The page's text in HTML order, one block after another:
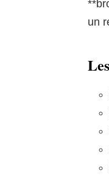
un